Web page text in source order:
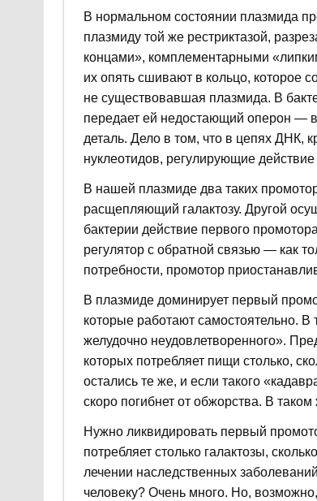
В нормальном состоянии плазмида
плазмиду той же рестриктазой,
концами», комплементарными
их опять сшивают в кольцо, которое
не существовавшая плазмида. В
передает ей недостающий оперон —
деталь. Дело в том, что в цепях ДНК,
нуклеотидов, регулирующие действие
В нашей плазмиде два таких
расщепляющий галактозу. Другой
бактерии действие первого
регулятор с обратной связью — как
потребности, промотор
В плазмиде доминирует первый
которые работают самостоятельно. В
желудочно неудовлетворенного».
которых потребляет пищи столько,
остались те же, и если такого
скоро погибнет от обжорства. В
Нужно ликвидировать первый
потребляет столько галактозы,
лечении наследственных
человеку? Очень много. Но,